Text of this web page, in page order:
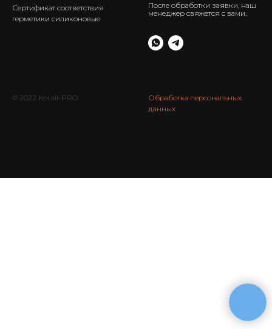
Сертификат соответствия
герметики силиконовые
После обработки заявки, наш
менеджер свяжется с вами.
© 2022 Korall-PRO
Обработка персональных
данных